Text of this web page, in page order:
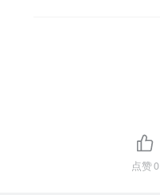
点赞0